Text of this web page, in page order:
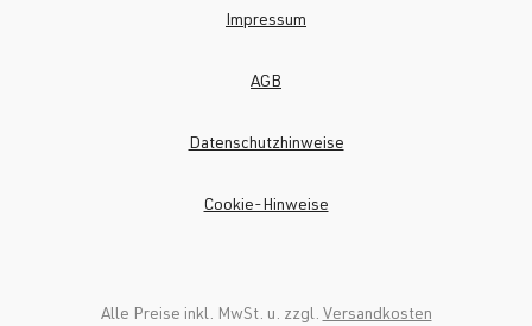
Alle Preise inkl. MwSt. u. zzgl. Versandkosten
Impressum
AGB
Datenschutzhinweise
Cookie-Hinweise